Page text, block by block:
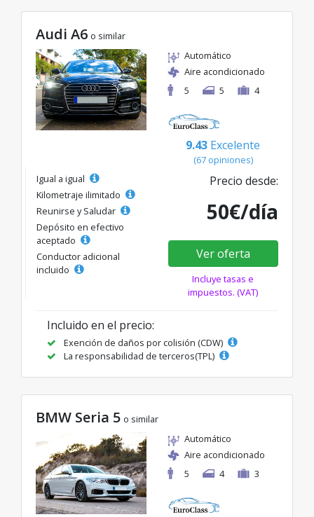
Audi A6 o similar
Automático
Aire acondicionado
5
5 4
9.43 Excelente
(67 opiniones)
Igual a igual
Kilometraje ilimitado
Reunirse y Saludar
Depósito en efectivo
aceptado
Conductor adicional
incluido
Precio desde:
50€/día
Ver oferta
Incluye tasas e
impuestos. (VAT)
Incluido en el precio:
Exención de daños por colisión (CDW)
La responsabilidad de terceros(TPL)
BMW Seria 5 o similar
Automático
Aire acondicionado
5
4 3